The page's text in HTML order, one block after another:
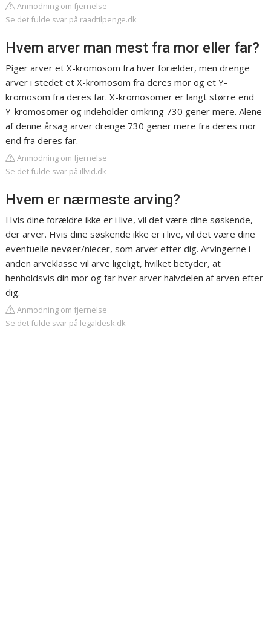
Anmodning om fjernelse
Se det fulde svar på raadtilpenge.dk
Hvem arver man mest fra mor eller far?
Piger arver et X-kromosom fra hver forælder, men drenge
arver i stedet et X-kromosom fra deres mor og et Y-
kromosom fra deres far. X-kromosomer er langt større end
Y-kromosomer og indeholder omkring 730 gener mere. Alene
af denne årsag arver drenge 730 gener mere fra deres mor
end fra deres far.
Anmodning om fjernelse
Se det fulde svar på illvid.dk
Hvem er nærmeste arving?
Hvis dine forældre ikke er i live, vil det være dine søskende,
der arver. Hvis dine søskende ikke er i live, vil det være dine
eventuelle nevøer/niecer, som arver efter dig. Arvingerne i
anden arveklasse vil arve ligeligt, hvilket betyder, at
henholdsvis din mor og far hver arver halvdelen af arven efter
dig.
Anmodning om fjernelse
Se det fulde svar på legaldesk.dk